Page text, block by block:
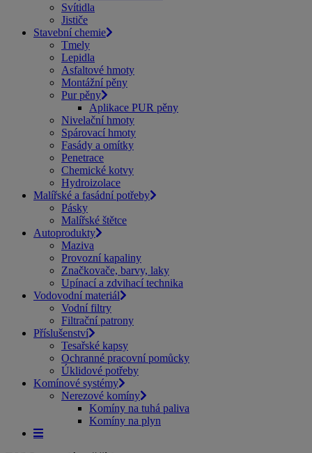
Svítidla
Jističe
Stavební chemie
Tmely
Lepidla
Asfaltové hmoty
Montážní pěny
Pur pěny
Aplikace PUR pěny
Nivelační hmoty
Spárovací hmoty
Fasády a omítky
Penetrace
Chemické kotvy
Hydroizolace
Malířské a fasádní potřeby
Pásky
Malířské štětce
Autoprodukty
Maziva
Provozní kapaliny
Značkovače, barvy, laky
Upínací a zdvihací technika
Vodovodní materiál
Vodní filtry
Filtrační patrony
Příslušenství
Tesařské kapsy
Ochranné pracovní pomůcky
Úklidové potřeby
Komínové systémy
Nerezové komíny
Komíny na tuhá paliva
Komíny na plyn